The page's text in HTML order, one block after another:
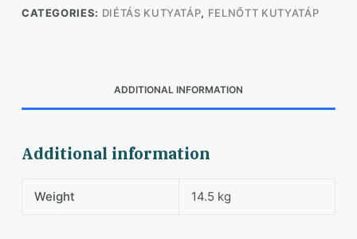
CATEGORIES: DIÉTÁS KUTYATÁP, FELNŐTT KUTYATÁP
ADDITIONAL INFORMATION
Additional information
Weight 14.5 kg